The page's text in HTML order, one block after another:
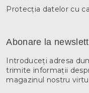
Protecția datelor cu
Abonare la
Introduceţi adresa
trimite informaţii
magazinul nostru